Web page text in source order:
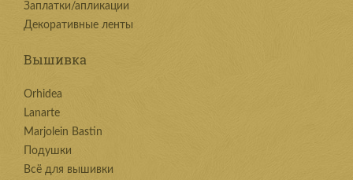
Заплатки/апликации
Декоративные ленты
Вышивка
Orhidea
Lanarte
Marjolein Bastin
Подушки
Всё для вышивки